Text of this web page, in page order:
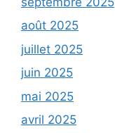
août 2025
juillet 2025
juin 2025
mai 2025
avril 2025